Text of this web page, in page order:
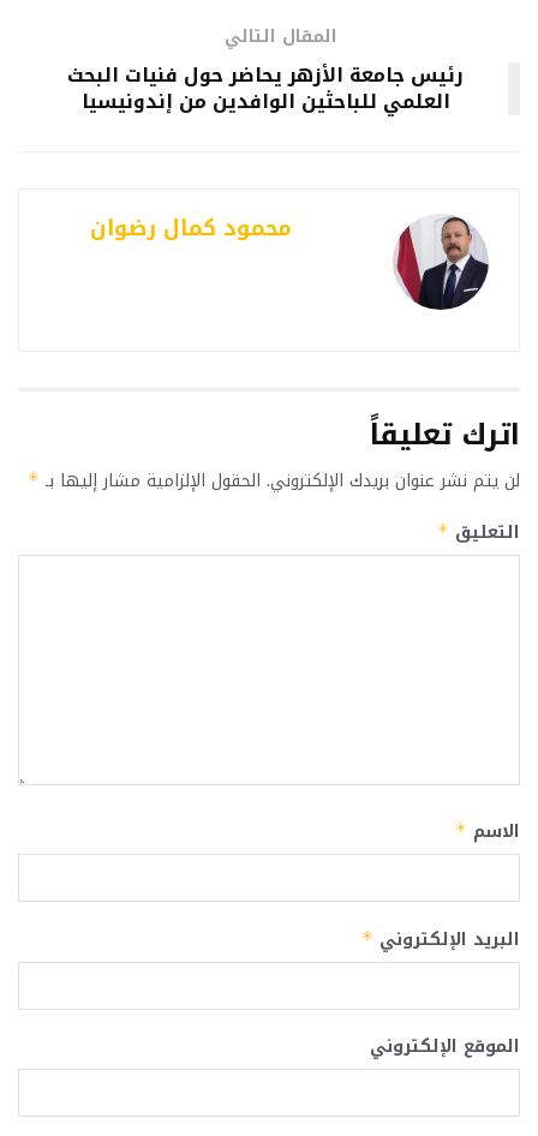
المقال التالي
رئيس جامعة الأزهر يحاضر حول فنيات البحث
العلمي للباحثين الوافدين من إندونيسيا
محمود كمال رضوان
اترك تعليقاً
لن يتم نشر عنوان بريدك الإلكتروني. الحقول الإلزامية مشار إليها بـ *
التعليق *
الاسم *
البريد الإلكتروني *
الموقع الإلكتروني